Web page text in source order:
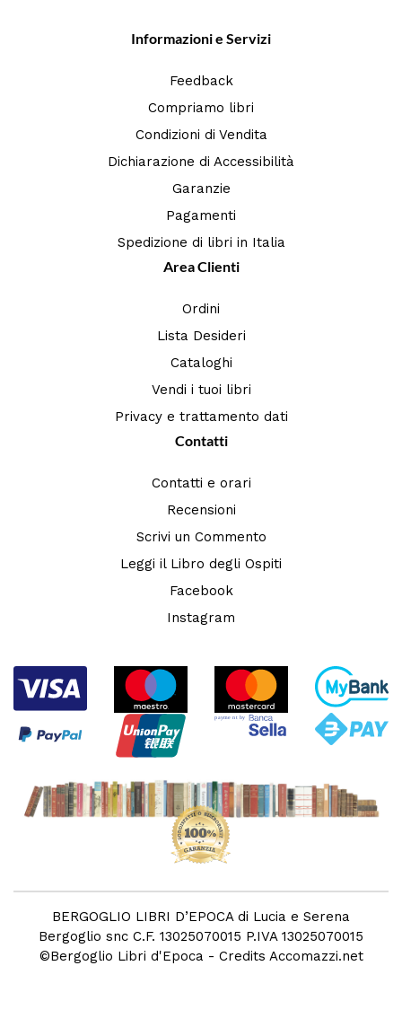
Informazioni e Servizi
Feedback
Compriamo libri
Condizioni di Vendita
Dichiarazione di Accessibilità
Garanzie
Pagamenti
Spedizione di libri in Italia
Area Clienti
Ordini
Lista Desideri
Cataloghi
Vendi i tuoi libri
Privacy e trattamento dati
Contatti
Contatti e orari
Recensioni
Scrivi un Commento
Leggi il Libro degli Ospiti
Facebook
Instagram
BERGOGLIO LIBRI D’EPOCA di Lucia e Serena
Bergoglio snc C.F. 13025070015 P.IVA 13025070015
©Bergoglio Libri d'Epoca - Credits Accomazzi.net